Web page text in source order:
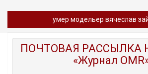
умер модельер вячеслав
ПОЧТОВАЯ РАССЫЛКА
«Журнал